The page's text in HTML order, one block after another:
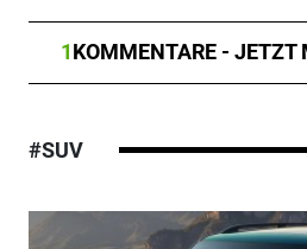
1KOMMENTARE - JETZT
#SUV